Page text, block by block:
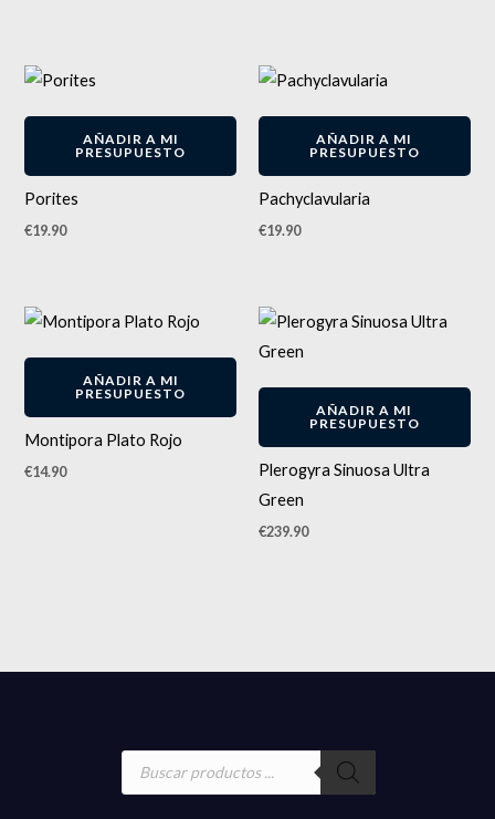
AÑADIR A MI
PRESUPUESTO
Porites
€19.90
AÑADIR A MI
PRESUPUESTO
Pachyclavularia
€19.90
AÑADIR A MI
PRESUPUESTO
Montipora Plato Rojo
€14.90
AÑADIR A MI
PRESUPUESTO
Plerogyra Sinuosa Ultra
Green
€239.90
Búsqueda